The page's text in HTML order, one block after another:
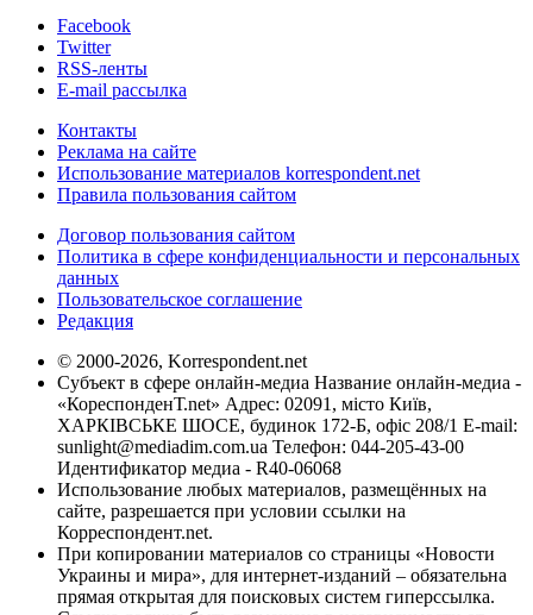
Facebook
Twitter
RSS-ленты
E-mail рассылка
Контакты
Реклама на сайте
Использование материалов korrespondent.net
Правила пользования сайтом
Договор пользования сайтом
Политика в сфере конфиденциальности и персональных
данных
Пользовательское соглашение
Редакция
© 2000-2026, Korrespondent.net
Субъект в сфере онлайн-медиа Название онлайн-медиа -
«КореспонденТ.net» Адрес: 02091, місто Київ,
ХАРКІВСЬКЕ ШОСЕ, будинок 172-Б, офіс 208/1 E-mail:
sunlight@mediadim.com.ua Телефон: 044-205-43-00
Идентификатор медиа - R40-06068
Использование любых материалов, размещённых на
сайте, разрешается при условии ссылки на
Корреспондент.net.
При копировании материалов со страницы «Новости
Украины и мира», для интернет-изданий – обязательна
прямая открытая для поисковых систем гиперссылка.